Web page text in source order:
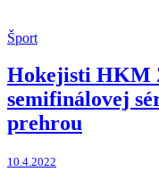
Šport
Hokejisti HKM
semifinálovej
prehrou
10.4.2022